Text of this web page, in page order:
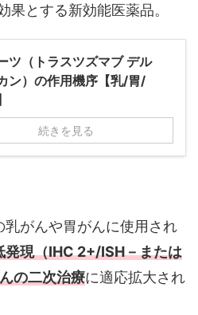
果とする新効能医薬品。
ツ（トラスツズマブ デル
ン）の作用機序【乳/胃/
続きを見る
乳がんや胃がんに使用され
発現（IHC 2+/ISH－または
の二次治療に適応拡大され